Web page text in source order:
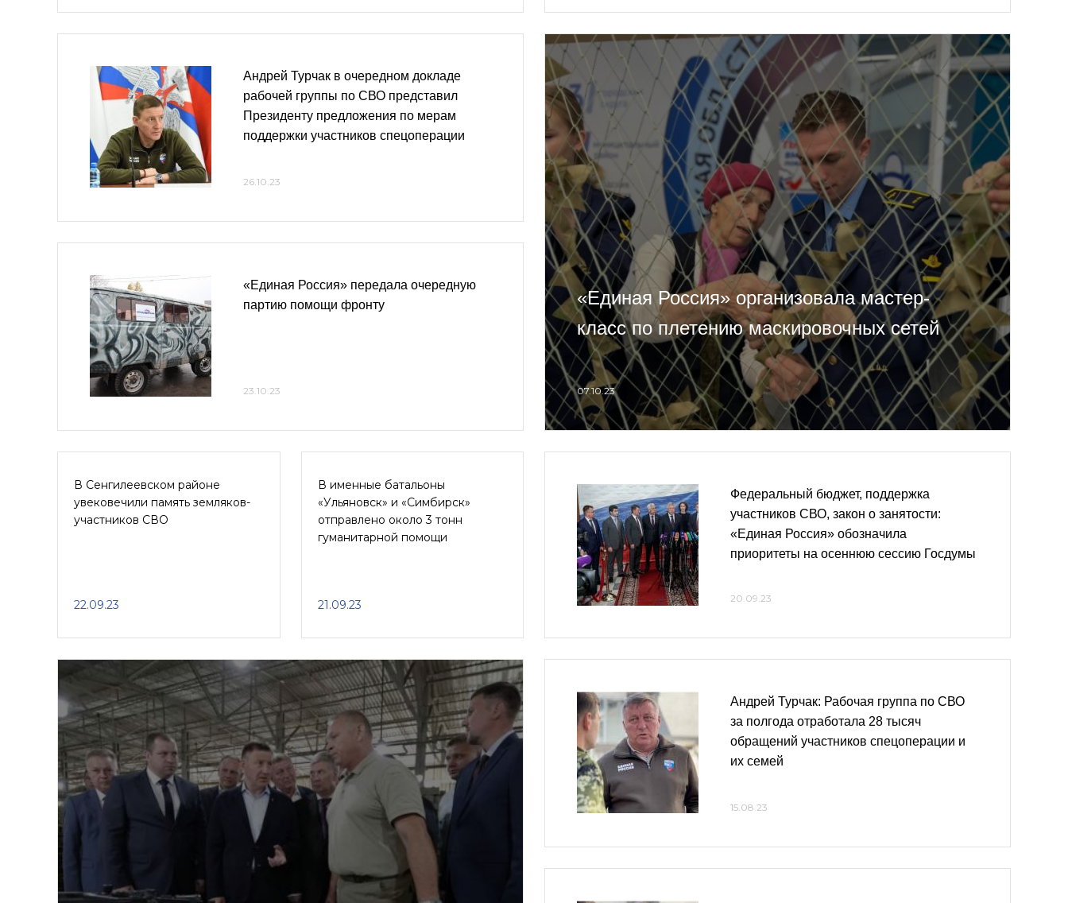
Андрей Турчак в очередном докладе
рабочей группы по СВО представил
Президенту предложения по мерам
поддержки участников спецоперации
26.10.23
«Единая Россия» передала очередную
партию помощи фронту
23.10.23
«Единая Россия» организовала мастер-
класс по плетению маскировочных сетей
07.10.23
В Сенгилеевском районе
увековечили память земляков-
участников СВО
22.09.23
В именные батальоны
«Ульяновск» и «Симбирск»
отправлено около 3 тонн
гуманитарной помощи
21.09.23
Федеральный бюджет, поддержка
участников СВО, закон о занятости:
«Единая Россия» обозначила
приоритеты на осеннюю сессию Госдумы
20.09.23
Андрей Турчак: Рабочая группа по СВО
за полгода отработала 28 тысяч
обращений участников спецоперации и
их семей
15.08.23